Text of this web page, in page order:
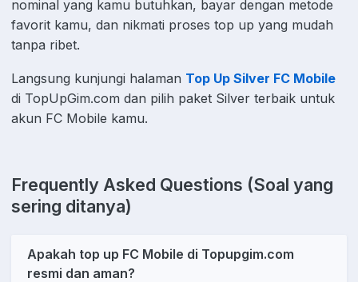
nominal yang kamu butuhkan, bayar dengan metode
favorit kamu, dan nikmati proses top up yang mudah
tanpa ribet.
Langsung kunjungi halaman Top Up Silver FC Mobile
di TopUpGim.com dan pilih paket Silver terbaik untuk
akun FC Mobile kamu.
Frequently Asked Questions (Soal yang
sering ditanya)
Apakah top up FC Mobile di Topupgim.com
resmi dan aman?